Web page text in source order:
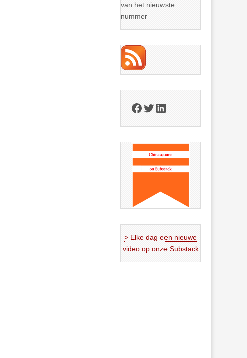
van het nieuwste
nummer
Facebook
Twitter
LinkedIn
> Elke dag een nieuwe
video op onze Substack